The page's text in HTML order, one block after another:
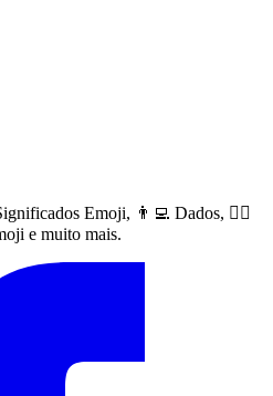
Emoji, 👨‍💻 Dados, 🙅‍♀️
e muito mais.